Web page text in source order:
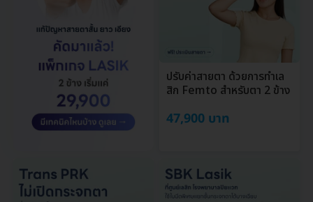
ปรับค่าสายตา ด้วยการทำเล
สิก Femto สำหรับตา 2 ข้าง
47,900 บาท